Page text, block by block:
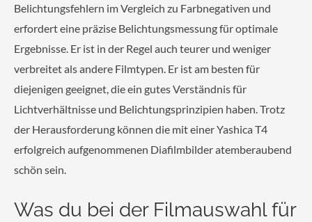
Belichtungsfehlern im Vergleich zu Farbnegativen und
erfordert eine präzise Belichtungsmessung für optimale
Ergebnisse. Er ist in der Regel auch teurer und weniger
verbreitet als andere Filmtypen. Er ist am besten für
diejenigen geeignet, die ein gutes Verständnis für
Lichtverhältnisse und Belichtungsprinzipien haben. Trotz
der Herausforderung können die mit einer Yashica T4
erfolgreich aufgenommenen Diafilmbilder atemberaubend
schön sein.
Was du bei der Filmauswahl für